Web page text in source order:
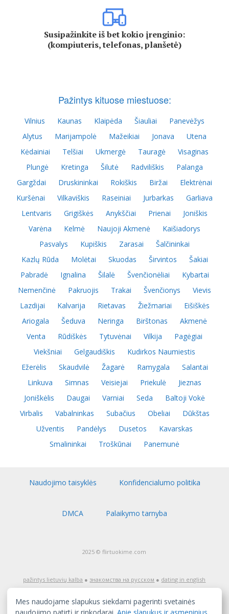
Susipažinkite iš bet kokio įrenginio:
(kompiuteris, telefonas, planšetė)
Pažintys kituose miestuose:
Vilnius Kaunas Klaipėda Šiauliai
Panevėžys
Alytus
Marijampolė Mažeikiai Jonava
Utena
Kėdainiai
Telšiai Ukmergė Tauragė
Visaginas
Plungė
Kretinga Šilutė Radviliškis
Palanga
Gargždai
Druskininkai Rokiškis Biržai
Elektrėnai
Kuršėnai
Vilkaviškis Raseiniai Jurbarkas
Garliava
Lentvaris
Grigiškės Anykščiai Prienai
Joniškis
Varėna
Kelmė Naujoji Akmenė
Kaišiadorys
Pasvalys
Kupiškis Zarasai
Šalčininkai
Kazlų Rūda
Molėtai Skuodas Širvintos
Šakiai
Pabradė
Ignalina Šilalė Švenčionėliai
Kybartai
Nemenčinė
Pakruojis Trakai Švenčionys
Vievis
Lazdijai
Kalvarija Rietavas Žiežmariai
Eišiškės
Ariogala
Šeduva Neringa Birštonas
Akmenė
Venta
Rūdiškės Tytuvėnai Vilkija
Pagėgiai
Viekšniai
Gelgaudiškis
Kudirkos Naumiestis
Ežerėlis
Skaudvilė Žagarė Ramygala
Salantai
Linkuva
Simnas Veisiejai Priekulė
Jieznas
Joniškėlis
Daugai Varniai Seda
Baltoji Vokė
Virbalis
Vabalninkas Subačius Obeliai
Dūkštas
Užventis
Pandėlys Dusetos
Kavarskas
Smalininkai
Troškūnai Panemunė
Naudojimo taisyklės Konfidencialumo politika
DMCA Palaikymo tarnyba
2025 © flirtuokime.com
pažintys lietuvių kalba ● знакомства на русском ● dating in english
18 metų amžiaus. Jeigu jūs dar nesate pasiekę pilnametystės,
nedelsiant išeikite iš šio tinklapio! Tinklapio turinys, įskaitant tai, ką
skelbia užregistruoti naudotojai, yra skirtas tik pažintims, ir jį gali
Mes naudojame slapukus siekdami pagerinti svetainės